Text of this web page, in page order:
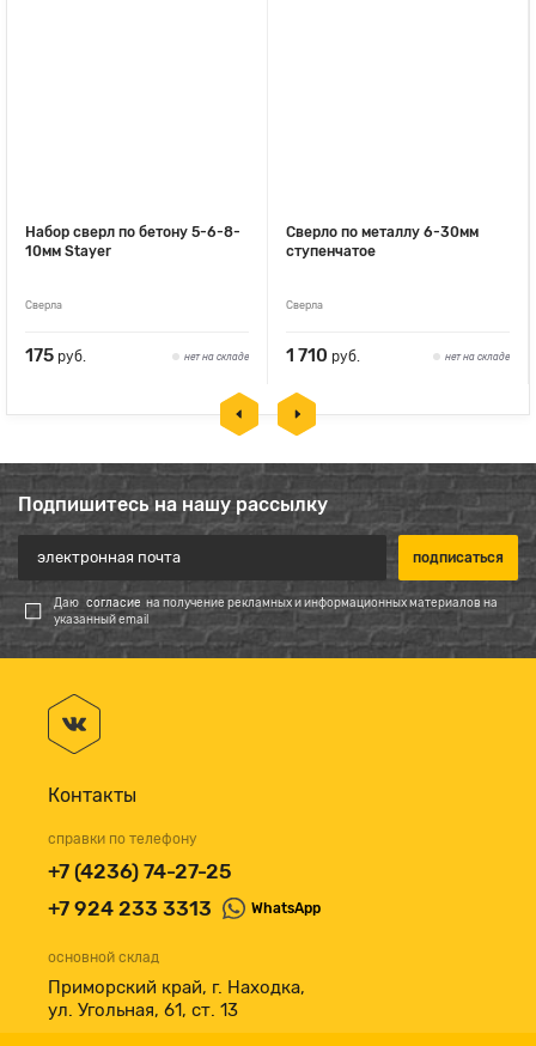
Набор сверл по бетону 5-6-8-
10мм Stayer
Сверла
175 руб. нет на складе
Сверло по металлу 6-30мм
ступенчатое
Сверла
1 710 руб. нет на складе
Подпишитесь на нашу рассылку
Даю согласие на получение рекламных и информационных материалов на
указанный email
Контакты
справки по телефону
+7 (4236) 74-27-25
+7 924 233 3313
WhatsApp
основной склад
Приморский край, г. Находка,
ул. Угольная, 61, ст. 13